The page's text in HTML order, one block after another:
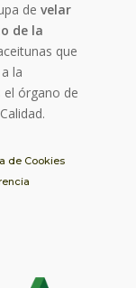
develar
de la
que
la
el órgano de
de Cookies